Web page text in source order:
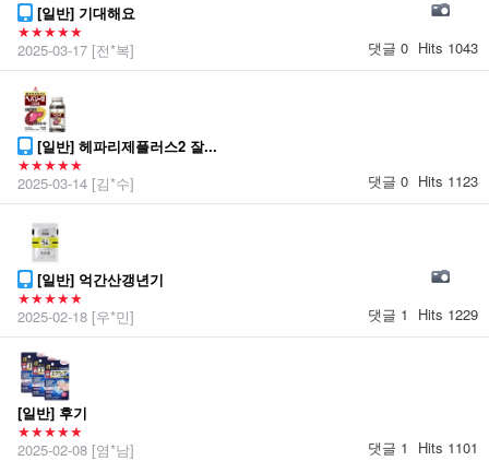
댓글 0 Hits 1043
[일반] 기대해요
★★★★★
2025-03-17 [전*복]
댓글 0 Hits 1123
[일반] 헤파리제플러스2 잘...
★★★★★
2025-03-14 [김*수]
댓글 1 Hits 1229
[일반] 억간산갱년기
★★★★★
2025-02-18 [우*민]
댓글 1 Hits 1101
[일반] 후기
★★★★★
2025-02-08 [염*남]